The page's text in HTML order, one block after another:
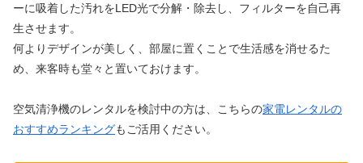
ーに吸着した汚れをLED光で分解・除去し、フィルターを自己再
生させます。
何よりデザインが美しく、部屋に置くことで生活感を消せるた
め、来客時も堂々と置いておけます。
空気清浄機のレンタルを検討中の方は、こちらの家電レンタルの
おすすめランキングもご活用ください。